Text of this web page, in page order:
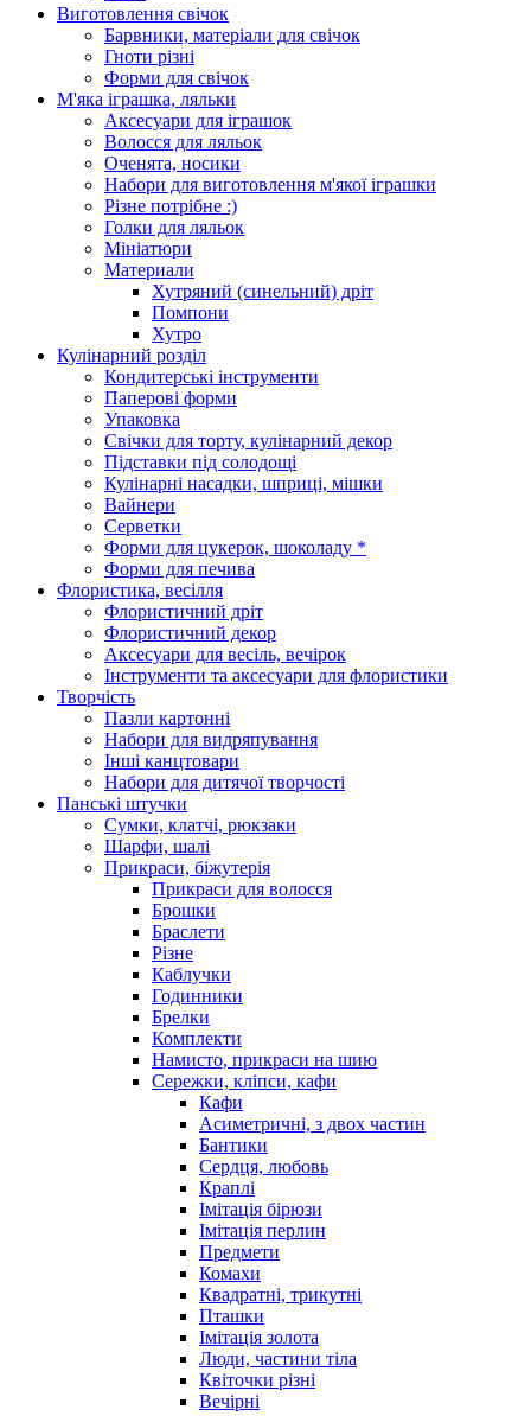
Виготовлення свічок
Барвники, матеріали для свічок
Гноти різні
Форми для свічок
М'яка іграшка, ляльки
Аксесуари для іграшок
Волосся для ляльок
Оченята, носики
Набори для виготовлення м'якої іграшки
Різне потрібне :)
Голки для ляльок
Мініатюри
Материали
Хутряний (синельний) дріт
Помпони
Хутро
Кулінарний розділ
Кондитерські інструменти
Паперові форми
Упаковка
Свічки для торту, кулінарний декор
Підставки під солодощі
Кулінарні насадки, шприці, мішки
Вайнери
Серветки
Форми для цукерок, шоколаду *
Форми для печива
Флористика, весілля
Флористичний дріт
Флористичний декор
Аксесуари для весіль, вечірок
Інструменти та аксесуари для флористики
Творчість
Пазли картонні
Набори для видряпування
Інші канцтовари
Набори для дитячої творчості
Панські штучки
Сумки, клатчі, рюкзаки
Шарфи, шалі
Прикраси, біжутерія
Прикраси для волосся
Брошки
Браслети
Різне
Каблучки
Годинники
Брелки
Комплекти
Намисто, прикраси на шию
Сережки, кліпси, кафи
Кафи
Асиметричні, з двох частин
Бантики
Сердця, любовь
Краплі
Імітація бірюзи
Імітація перлин
Предмети
Комахи
Квадратні, трикутні
Пташки
Імітація золота
Люди, частини тіла
Квіточки різні
Вечірні